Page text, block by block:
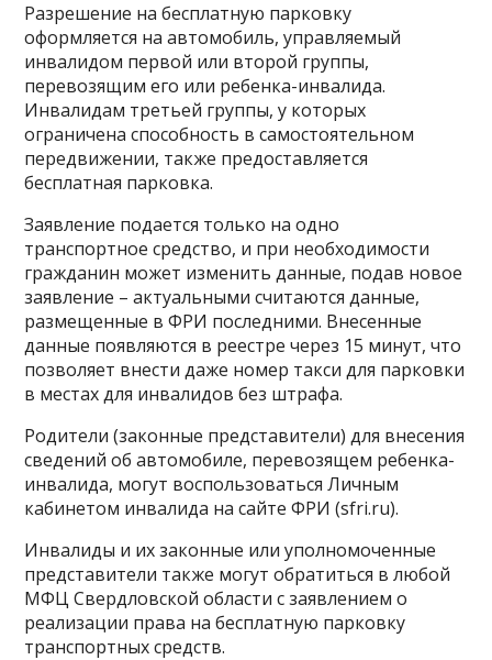
Разрешение на бесплатную парковку
оформляется на автомобиль, управляемый
инвалидом первой или второй группы,
перевозящим его или ребенка-инвалида.
Инвалидам третьей группы, у которых
ограничена способность в самостоятельном
передвижении, также предоставляется
бесплатная парковка.
Заявление подается только на одно
транспортное средство, и при необходимости
гражданин может изменить данные, подав новое
заявление – актуальными считаются данные,
размещенные в ФРИ последними. Внесенные
данные появляются в реестре через 15 минут, что
позволяет внести даже номер такси для парковки
в местах для инвалидов без штрафа.
Родители (законные представители) для внесения
сведений об автомобиле, перевозящем ребенка-
инвалида, могут воспользоваться Личным
кабинетом инвалида на сайте ФРИ (sfri.ru).
Инвалиды и их законные или уполномоченные
представители также могут обратиться в любой
МФЦ Свердловской области с заявлением о
реализации права на бесплатную парковку
транспортных средств.